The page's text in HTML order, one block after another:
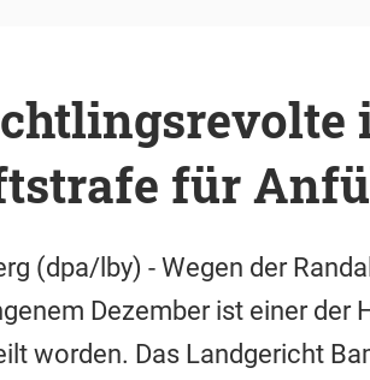
für
(dpa/lby) - Wegen der
Dezember ist einer der
worden. Das Landgericht